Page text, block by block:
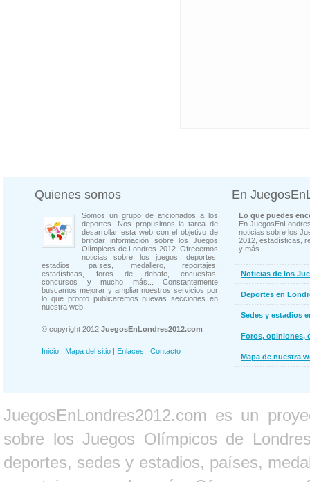
Quienes somos
Somos un grupo de aficionados a los
deportes. Nos propusimos la tarea de
desarrollar esta web con el objetivo de
brindar información sobre los Juegos
Olímpicos de Londres 2012. Ofrecemos
noticias sobre los juegos, deportes,
estadios, países, medallero, reportajes,
estadísticas, foros de debate, encuestas,
concursos y mucho más... Constantemente
buscamos mejorar y ampliar nuestros servicios por
lo que pronto publicaremos nuevas secciones en
nuestra web.
© copyright 2012 JuegosEnLondres2012.com
Inicio | Mapa del sitio | Enlaces | Contacto
En
Lo que puedes
En
noticias sobre los
2012, estadísticas,
y más...
Noticias de los
Deportes en
Sedes y estadios
Foros, opiniones,
Mapa de nuestra
JuegosEnLondres2012.com es un
sobre los Juegos Olímpicos de
deportes, sedes y estadios, países,